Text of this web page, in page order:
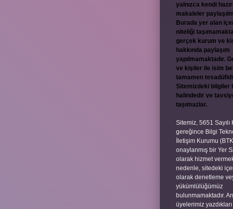
yalnızca kendi
makaleler
Burada yer alan
niteliği
gerçek kurum ve
hakkında paylaşım
yapılmamaktadır.
ve kişiler ile isim
tamamen
Sitemizdeki bilgiler
halindedir ve
taşımazlar.
Sitemiz, 5651 Sayılı
gereğince Bilgi
İletişim Kurumu
onaylanmış bir Yer
olarak hizmet
nedenle, sitedeki
olarak denetleme
yükümlülüğümüz
bulunmamaktadır.
üyelerimiz